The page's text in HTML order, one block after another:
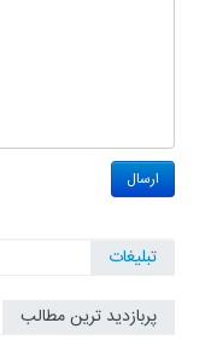
تبلیغات
پربازدید ترین مطالب